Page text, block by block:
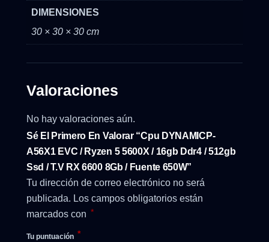
DIMENSIONES
30 × 30 × 30 cm
Valoraciones
No hay valoraciones aún.
Sé El Primero En Valorar “Cpu DYNAMICP-
A56X1 EVC / Ryzen 5 5600X / 16gb Ddr4 / 512gb
Ssd / T.v RX 6600 8Gb / Fuente 650W”
Tu dirección de correo electrónico no será
publicada. Los campos obligatorios están
marcados con *
Tu puntuación *